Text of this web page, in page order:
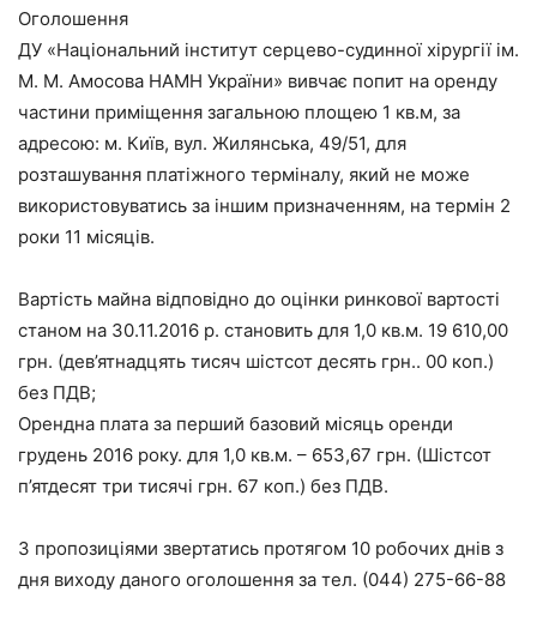
Оголошення
ДУ «Національний інститут серцево-судинної хірургії ім.
М. М. Амосова НАМН України» вивчає попит на оренду
частини приміщення загальною площею 1 кв.м, за
адресою: м. Київ, вул. Жилянська, 49/51, для
розташування платіжного терміналу, який не може
використовуватись за іншим призначенням, на термін 2
роки 11 місяців.
Вартість майна відповідно до оцінки ринкової вартості
станом на 30.11.2016 р. становить для 1,0 кв.м. 19 610,00
грн. (дев’ятнадцять тисяч шістсот десять грн.. 00 коп.)
без ПДВ;
Орендна плата за перший базовий місяць оренди
грудень 2016 року. для 1,0 кв.м. – 653,67 грн. (Шістсот
п’ятдесят три тисячі грн. 67 коп.) без ПДВ.
З пропозиціями звертатись протягом 10 робочих днів з
дня виходу даного оголошення за тел. (044) 275-66-88